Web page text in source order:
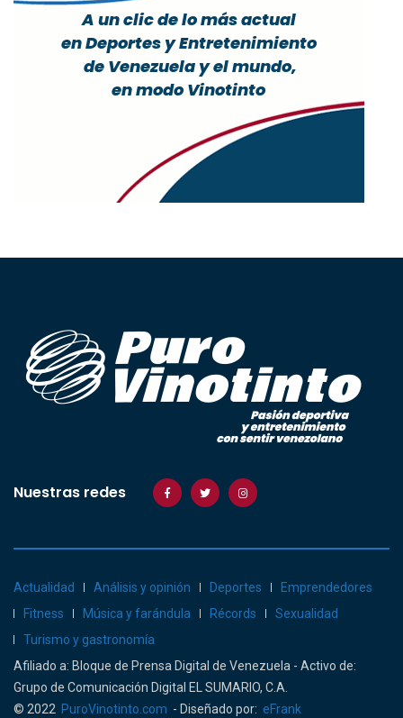
Nuestras redes
Actualidad Análisis y opinión Deportes
Emprendedores
Fitness
Música y farándula Récords
Sexualidad
Turismo y gastronomía
Afiliado a: Bloque de Prensa Digital de Venezuela - Activo de:
Grupo de Comunicación Digital EL SUMARIO, C.A.
© 2022 PuroVinotinto.com - Diseñado por: eFrank